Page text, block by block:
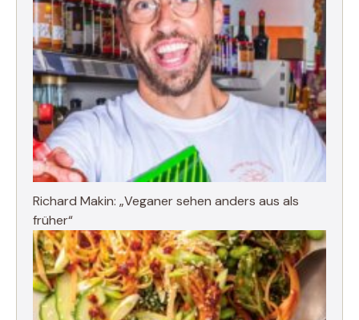
Richard Makin: „Veganer sehen anders aus als
früher“